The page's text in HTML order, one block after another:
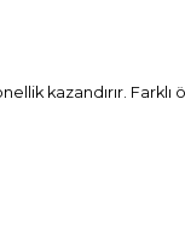
kazandırır.